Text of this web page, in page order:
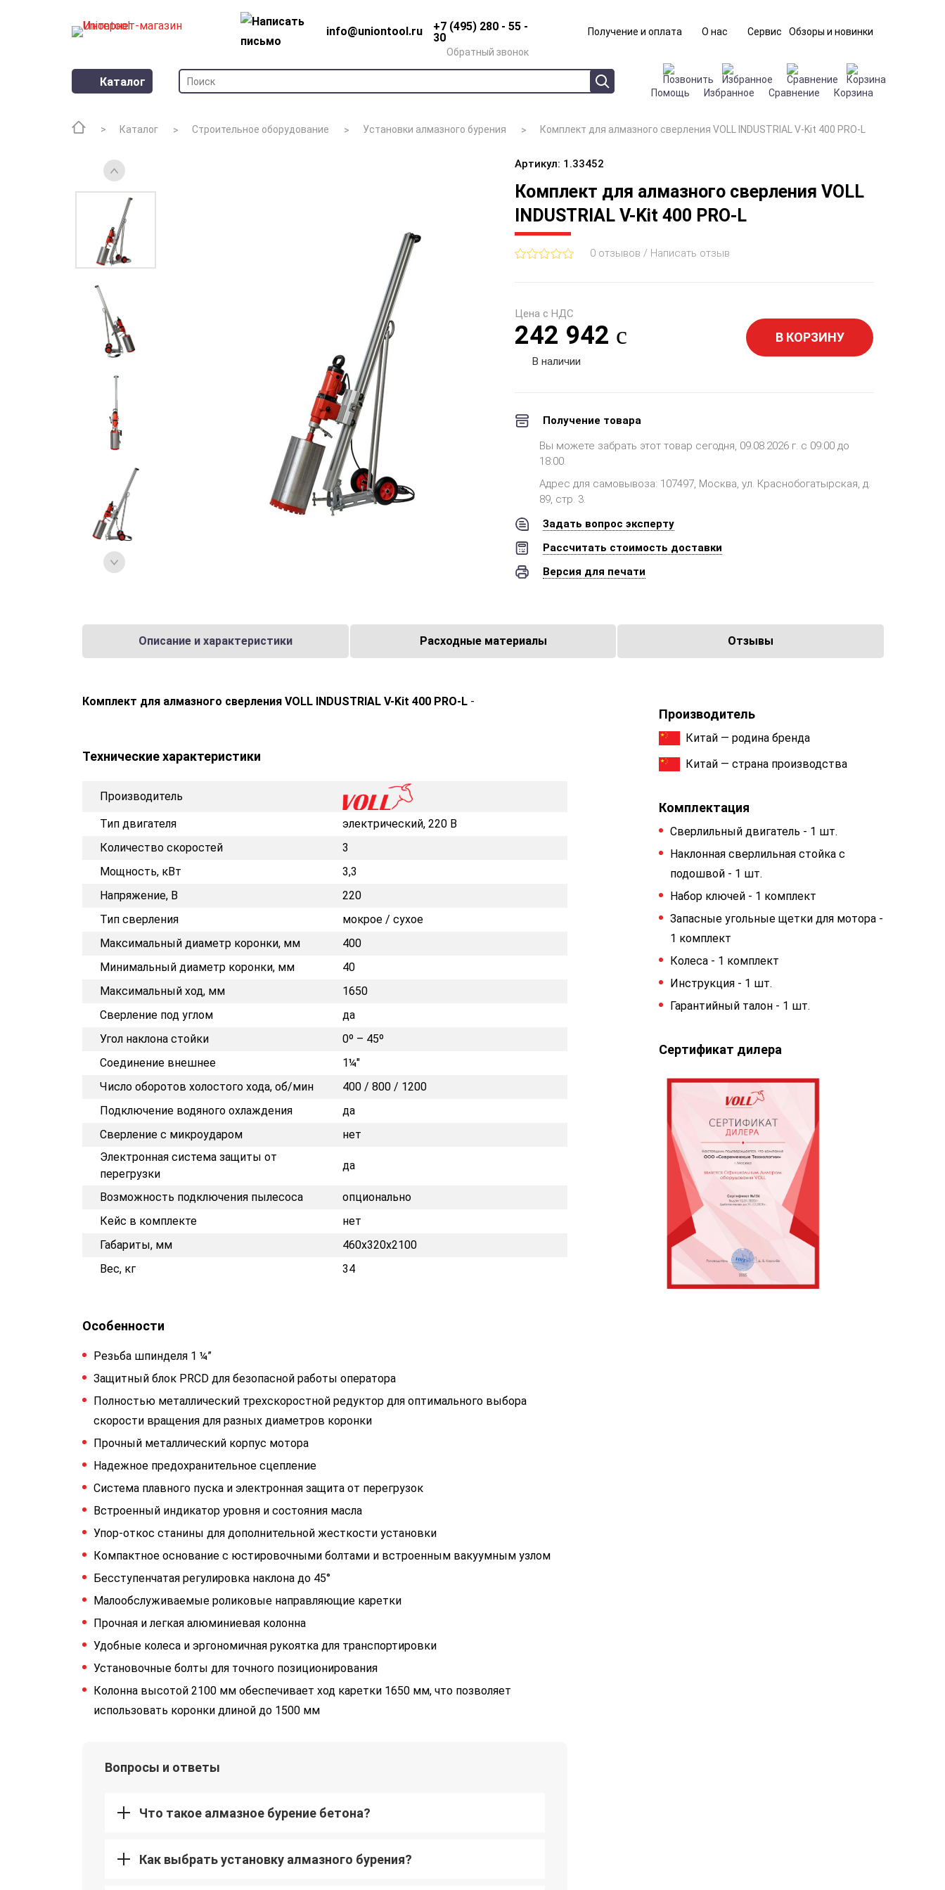
info@uniontool.ru
+7 (495) 280 - 55 -
30
Обратный звонок
Получение и оплата О нас Сервис Обзоры и новинки
Каталог
Помощь Избранное Сравнение Корзина
Каталог Строительное оборудование Установки алмазного бурения Комплект для алмазного сверления VOLL INDUSTRIAL V-Kit 400 PRO-L
Артикул: 1.33452
Комплект для алмазного сверления VOLL
INDUSTRIAL V-Kit 400 PRO-L
0 отзывов / Написать отзыв
Цена с НДС
242 942 В КОРЗИНУ
В наличии
Получение товара
Вы можете забрать этот товар сегодня, 09.08.2026 г. с 09:00 до
18:00.
Адрес для самовывоза: 107497, Москва, ул. Краснобогатырская, д.
89, стр. 3.
Задать вопрос эксперту
Рассчитать стоимость доставки
Версия для печати
Описание и характеристики Расходные материалы Отзывы
Комплект для алмазного сверления VOLL INDUSTRIAL V-Kit 400 PRO-L -
Технические характеристики
Производитель
Тип двигателя
электрический, 220 В
Количество скоростей
3
Мощность, кВт
3,3
Напряжение, В
220
Тип сверления
мокрое / сухое
Максимальный диаметр коронки, мм
400
Минимальный диаметр коронки, мм
40
Максимальный ход, мм
1650
Сверление под углом
да
Угол наклона стойки
0º – 45º
Соединение внешнее
1¼"
Число оборотов холостого хода, об/мин
400 / 800 / 1200
Подключение водяного охлаждения
да
Сверление с микроударом
нет
Электронная система защиты от
перегрузки
да
Возможность подключения пылесоса
опционально
Кейс в комплекте
нет
Габариты, мм
460x320x2100
Вес, кг
34
Особенности
Резьба шпинделя 1 ¼”
Защитный блок PRCD для безопасной работы оператора
Полностью металлический трехскоростной редуктор для оптимального выбора
скорости вращения для разных диаметров коронки
Прочный металлический корпус мотора
Надежное предохранительное сцепление
Система плавного пуска и электронная защита от перегрузок
Встроенный индикатор уровня и состояния масла
Упор-откос станины для дополнительной жесткости установки
Компактное основание с юстировочными болтами и встроенным вакуумным узлом
Бесступенчатая регулировка наклона до 45°
Малообслуживаемые роликовые направляющие каретки
Прочная и легкая алюминиевая колонна
Удобные колеса и эргономичная рукоятка для транспортировки
Установочные болты для точного позиционирования
Колонна высотой 2100 мм обеспечивает ход каретки 1650 мм, что позволяет
использовать коронки длиной до 1500 мм
Вопросы и ответы
Что такое алмазное бурение бетона?
Как выбрать установку алмазного бурения?
Производитель
Китай — родина бренда
Китай — страна производства
Комплектация
Сверлильный двигатель - 1 шт.
Наклонная сверлильная стойка с
подошвой - 1 шт.
Набор ключей - 1 комплект
Запасные угольные щетки для мотора -
1 комплект
Колеса - 1 комплект
Инструкция - 1 шт.
Гарантийный талон - 1 шт.
Сертификат дилера